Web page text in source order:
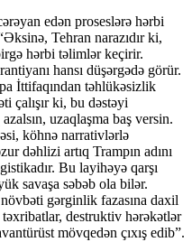
edən proseslərə hərbi
Tehran narazıdır ki,
hərbi təlimlər keçirir.
hansı düşərgədə görür.
İttifaqından təhlükəsizlik
çalışır ki, bu dəstəyi
uzaqlaşma baş versin.
köhnə narrativlərlə
dəhlizi artıq Trampın adını
Bu layihəyə qarşı
savaşa səbəb ola bilər.
növbəti gərginlik fazasına daxil
destruktiv hərəkətlər
mövqedən çıxış edib”.